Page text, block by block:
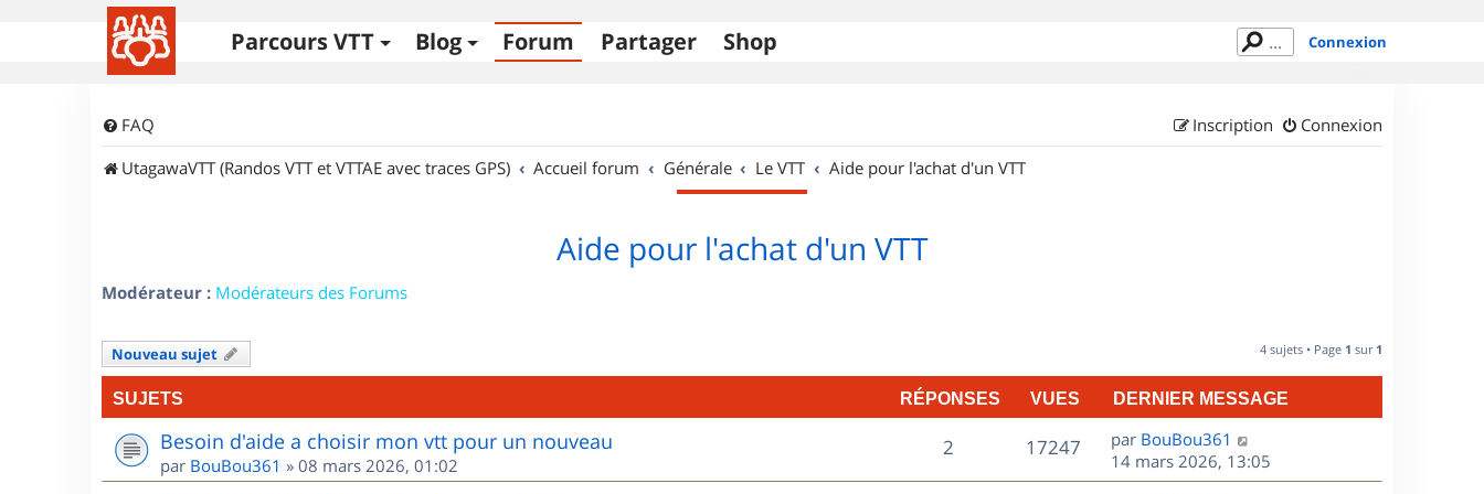
Parcours VTT Blog Forum Partager Shop Connexion
FAQ Connexion
Inscription
UtagawaVTT (Randos VTT et VTTAE avec traces GPS)
Accueil forum Générale Le VTT Aide pour l'achat d'un VTT
Aide pour l'achat d'un VTT
Modérateur : Modérateurs des Forums
Nouveau sujet 4 sujets • Page 1 sur 1
SUJETS RÉPONSES VUES DERNIER MESSAGE
Besoin d'aide a choisir mon vtt pour un nouveau
par BouBou361 » 08 mars 2026, 01:02
2R
é
17247V
u
D
e
r
par BouBou361
14 mars 2026, 13:05